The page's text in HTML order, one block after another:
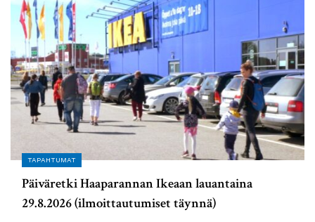
TAPAHTUMAT
Päiväretki Haaparannan Ikeaan lauantaina
29.8.2026 (ilmoittautumiset täynnä)